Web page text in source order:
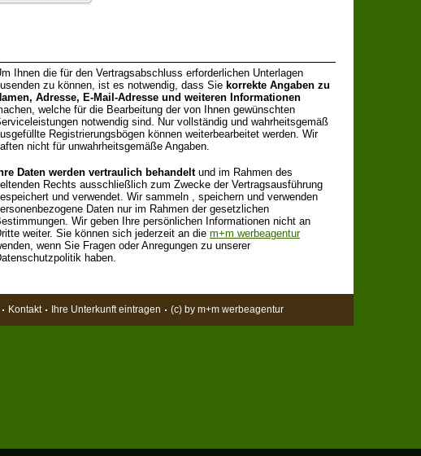
Ihnen die für den Vertragsabschluss erforderlichen Unterlagen
zu können, ist es notwendig, dass Sie korrekte Angaben zu
Adresse, E-Mail-Adresse und weiteren Informationen
welche für die Bearbeitung der von Ihnen gewünschten
notwendig sind. Nur vollständig und wahrheitsgemäß
Registrierungsbögen können weiterbearbeitet werden. Wir
nicht für unwahrheitsgemäße Angaben.
Daten werden vertraulich behandeltund im Rahmen des
Rechts ausschließlich zum Zwecke der Vertragsausführung
und verwendet. Wir sammeln , speichern und verwenden
Daten nur im Rahmen der gesetzlichen
Wir geben Ihre persönlichen Informationen nicht an
weiter. Sie können sich jederzeit an die m+m werbeagentur
wenn Sie Fragen oder Anregungen zu unserer
haben.
Kontakt Ihre Unterkunft eintragen (c) by m+m werbeagentur